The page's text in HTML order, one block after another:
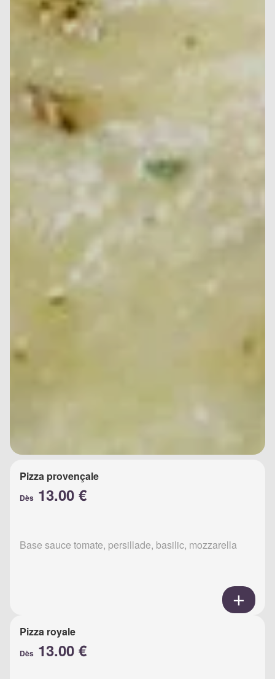
Pizza provençale
Dès 13.00 €
Base sauce tomate, persillade, basilic, mozzarella
Pizza royale
Dès 13.00 €